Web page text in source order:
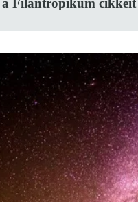
Filantropikum cikkeit